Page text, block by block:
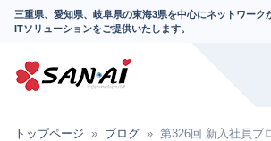
三重県、愛知県、岐阜県の東海3県を中心にネットワーク
ITソリューションをご提供いたします。
トップページ ブログ 第326回 新入社員ブ